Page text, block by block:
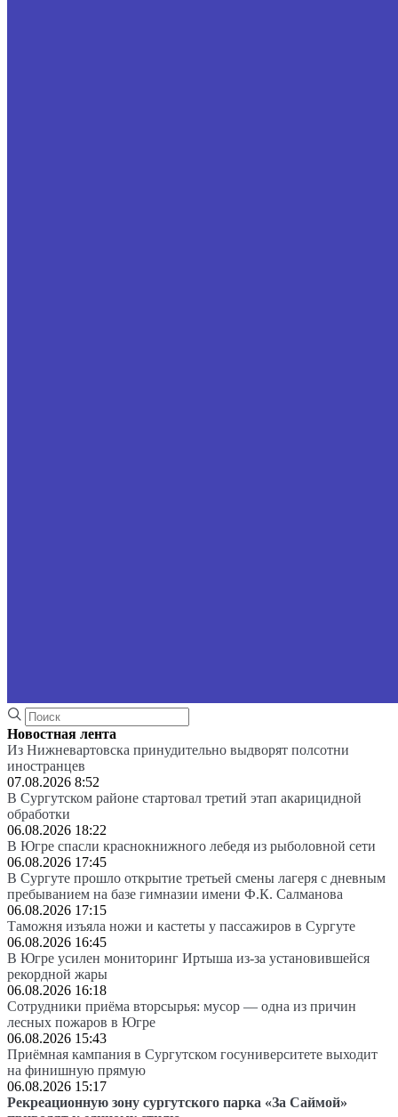
Новостная лента
Из Нижневартовска принудительно выдворят полсотни
иностранцев
07.08.2026 8:52
В Сургутском районе стартовал третий этап акарицидной
обработки
06.08.2026 18:22
В Югре спасли краснокнижного лебедя из рыболовной сети
06.08.2026 17:45
В Сургуте прошло открытие третьей смены лагеря с дневным
пребыванием на базе гимназии имени Ф.К. Салманова
06.08.2026 17:15
Таможня изъяла ножи и кастеты у пассажиров в Сургуте
06.08.2026 16:45
В Югре усилен мониторинг Иртыша из-за установившейся
рекордной жары
06.08.2026 16:18
Сотрудники приёма вторсырья: мусор — одна из причин
лесных пожаров в Югре
06.08.2026 15:43
Приёмная кампания в Сургутском госуниверситете выходит
на финишную прямую
06.08.2026 15:17
Рекреационную зону сургутского парка «За Саймой»